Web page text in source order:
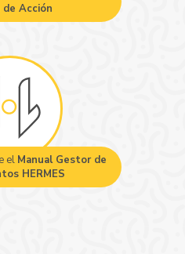
de Acción
el Manual Gestor de
HERMES